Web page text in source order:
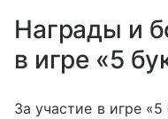
Награды и
в игре «5
За участие в игре